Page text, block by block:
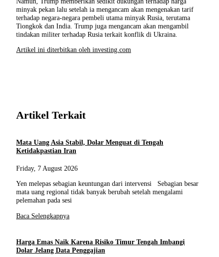
minyak pekan lalu setelah ia mengancam akan mengenakan tarif
terhadap negara-negara pembeli utama minyak Rusia, terutama
Tiongkok dan India. Trump juga mengancam akan mengambil
tindakan militer terhadap Rusia terkait konflik di Ukraina.
Artikel ini diterbitkan oleh investing.com
Artikel Terkait
Mata Uang Asia Stabil, Dolar Menguat di Tengah
Ketidakpastian Iran
Friday, 7 August 2026
Yen melepas sebagian keuntungan dari intervensi Sebagian besar
mata uang regional tidak banyak berubah setelah mengalami
pelemahan pada sesi
Baca Selengkapnya
Harga Emas Naik Karena Risiko Timur Tengah Imbangi
Dolar Jelang Data Penggajian